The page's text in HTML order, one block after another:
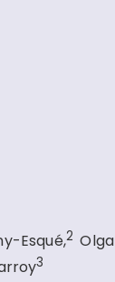
Esqué,2
3